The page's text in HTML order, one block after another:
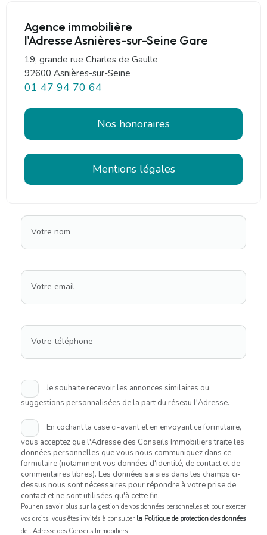
Agence immobilière
l'Adresse Asnières-sur-Seine Gare
19, grande rue Charles de Gaulle
92600 Asnières-sur-Seine
01 47 94 70 64
Nos honoraires
Mentions légales
Votre nom
Votre email
Votre téléphone
Je souhaite recevoir les annonces similaires ou
suggestions personnalisées de la part du réseau l'Adresse.
En cochant la case ci-avant et en envoyant ce formulaire,
vous acceptez que l'Adresse des Conseils Immobiliers traite les
données personnelles que vous nous communiquez dans ce
formulaire (notamment vos données d'identité, de contact et de
commentaires libres). Les données saisies dans les champs ci-
dessus nous sont nécessaires pour répondre à votre prise de
contact et ne sont utilisées qu'à cette fin.
Pour en savoir plus sur la gestion de vos données personnelles et pour exercer
vos droits, vous êtes invités à consulter la Politique de protection des données
de l'Adresse des Conseils Immobiliers.